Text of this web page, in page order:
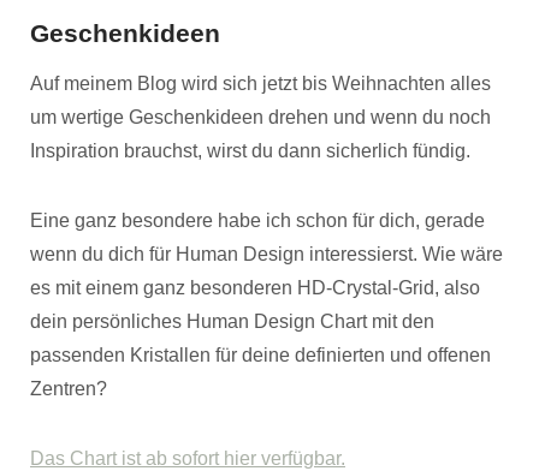
Geschenkideen
Auf meinem Blog wird sich jetzt bis Weihnachten alles
um wertige Geschenkideen drehen und wenn du noch
Inspiration brauchst, wirst du dann sicherlich fündig.
Eine ganz besondere habe ich schon für dich, gerade
wenn du dich für Human Design interessierst. Wie wäre
es mit einem ganz besonderen HD-Crystal-Grid, also
dein persönliches Human Design Chart mit den
passenden Kristallen für deine definierten und offenen
Zentren?
Das Chart ist ab sofort hier verfügbar.